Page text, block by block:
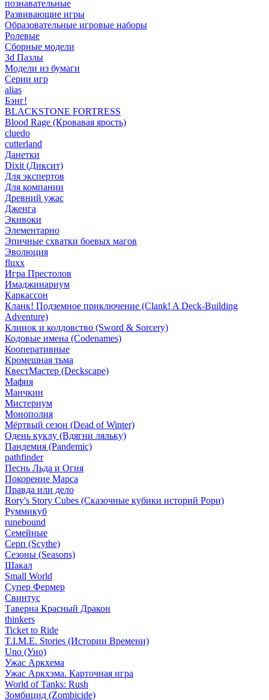
познавательные
Развивающие игры
Образовательные игровые наборы
Ролевые
Сборные модели
3d Пазлы
Модели из бумаги
Серии игр
alias
Бэнг!
BLACKSTONE FORTRESS
Blood Rage (Кровавая ярость)
cluedo
cutterland
Данетки
Dixit (Диксит)
Для экспертов
Для компании
Древний ужас
Дженга
Экивоки
Элементарно
Эпичные схватки боевых магов
Эволюция
fluxx
Игра Престолов
Имаджинариум
Каркассон
Кланк! Подземное приключение (Clank! A Deck-Building
Adventure)
Клинок и колдовство (Sword & Sorcery)
Кодовые имена (Codenames)
Кооперативные
Кромешная тьма
КвестМастер (Deckscape)
Мафия
Манчкин
Мистериум
Монополия
Мёртвый сезон (Dead of Winter)
Одень куклу (Вдягни ляльку)
Пандемия (Pandemic)
pathfinder
Песнь Льда и Огня
Покорение Марса
Правда или дело
Rory's Story Cubes (Сказочные кубики историй Рори)
Руммикуб
runebound
Семейные
Серп (Scythe)
Сезоны (Seasons)
Шакал
Small World
Супер Фермер
Свинтус
Таверна Красный Дракон
thinkers
Ticket to Ride
T.I.M.E. Stories (Истории Времени)
Uno (Уно)
Ужас Аркхема
Ужас Аркхэма. Карточная игра
World of Tanks: Rush
Зомбицид (Zombicide)